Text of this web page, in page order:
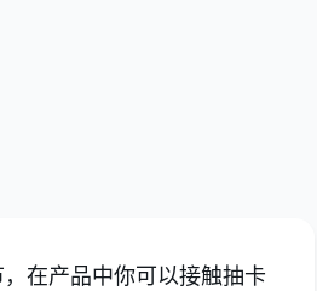
在产品中你可以接触抽卡